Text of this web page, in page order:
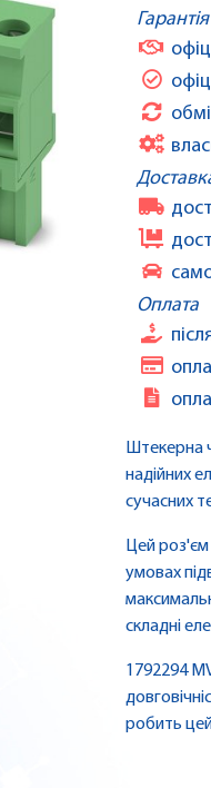
Гарантія
Оплата
Штекерна
надійних
сучасних
Цей роз'єм
умовах
складні
1792294
робить